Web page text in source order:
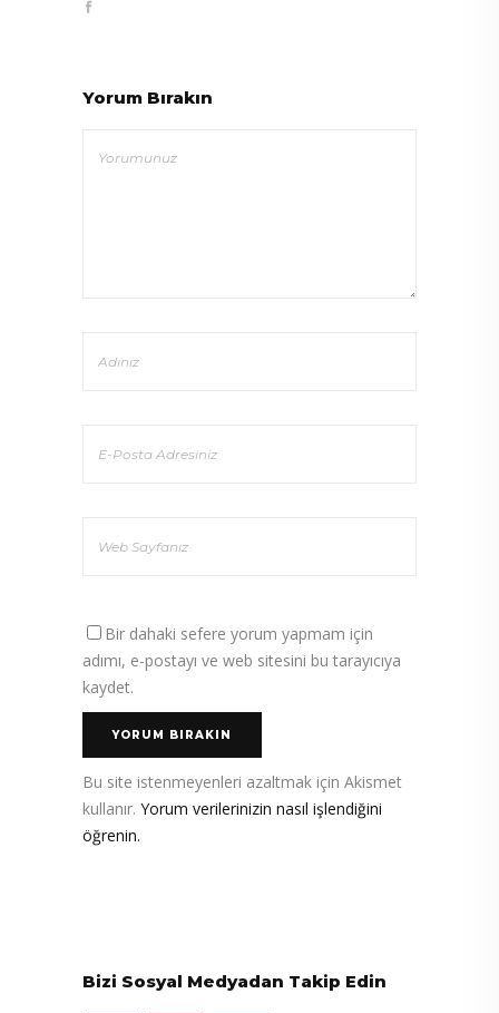
Yorum Bırakın
Bir dahaki sefere yorum yapmam için
adımı, e-postayı ve web sitesini bu tarayıcıya
kaydet.
Bu site istenmeyenleri azaltmak için Akismet
kullanır. Yorum verilerinizin nasıl işlendiğini
öğrenin.
Bizi Sosyal Medyadan Takip Edin